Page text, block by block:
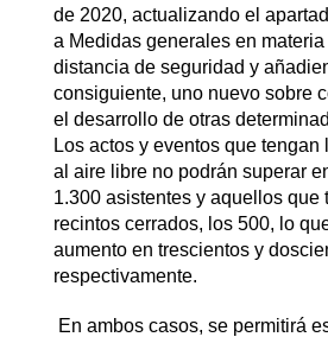
de 2020, actualizando el
a Medidas generales en
distancia de seguridad y
consiguiente, uno nuevo sobre
el desarrollo de otras
Los actos y eventos que tengan
al aire libre no podrán superar
1.300 asistentes y aquellos que
recintos cerrados, los 500, lo
aumento en trescientos y
respectivamente.
En ambos casos, se permitirá